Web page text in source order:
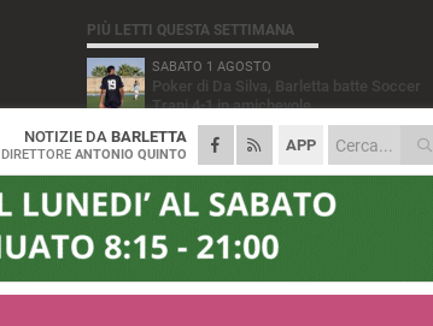
APP
NOTIZIE DA BARLETTA
DIRETTORE ANTONIO QUINTO
PIÙ LETTI QUESTA SETTIMANA
SABATO 1 AGOSTO
Poker di Da Silva, Barletta batte Soccer
Trani 4-1 in amichevole
VENERDÌ 31 LUGLIO
Serie C Sky Wifi: fissate date e orari delle
prime otto giornate di campionato.
VENERDÌ 31 LUGLIO
Baresi
Addio a mister Marchioro. L'uomo del